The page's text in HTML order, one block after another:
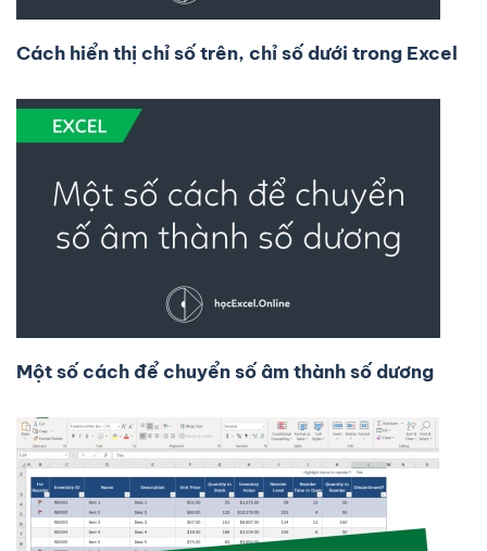
Cách hiển thị chỉ số trên, chỉ số dưới trong Excel
Một số cách để chuyển số âm thành số dương